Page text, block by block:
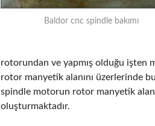
Baldor cnc spindle bakımı
rotorundan ve yapmış olduğu işten
rotor manyetik alanını üzerlerinde
spindle motorun rotor manyetik
oluşturmaktadır.